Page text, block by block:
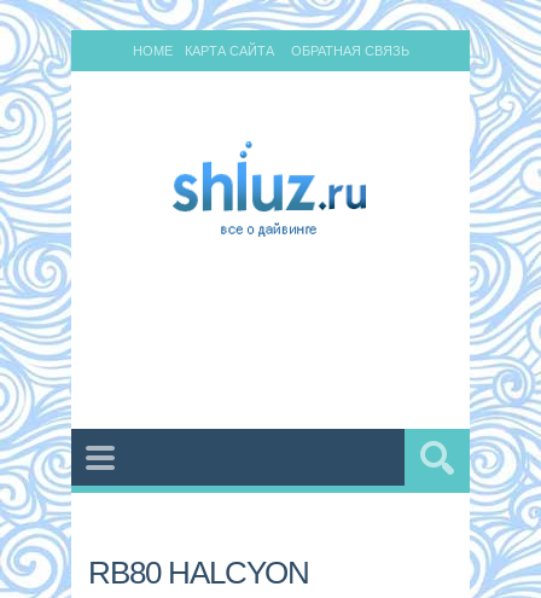
HOME КАРТА САЙТА ОБРАТНАЯ СВЯЗЬ
RB80 HALCYON